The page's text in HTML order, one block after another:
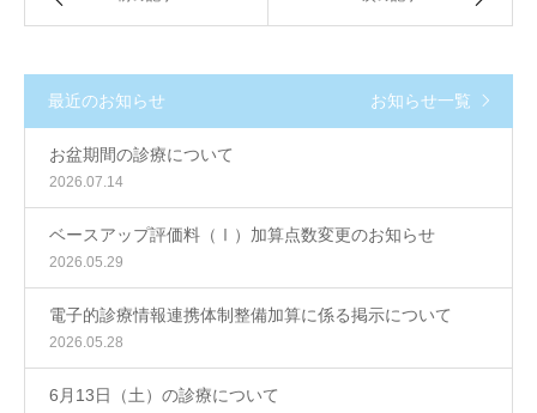
最近のお知らせ お知らせ一覧
お盆期間の診療について
2026.07.14
ベースアップ評価料（Ⅰ）加算点数変更のお知らせ
2026.05.29
電子的診療情報連携体制整備加算に係る掲示について
2026.05.28
6月13日（土）の診療について